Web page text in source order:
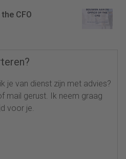
CFO
je van dienst zijn met advies?
mail gerust. Ik neem graag
voor je.